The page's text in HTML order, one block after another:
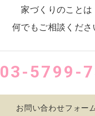
家づくりのことは
何でもご相談くださ
03-5799-
お問い合わせフォー